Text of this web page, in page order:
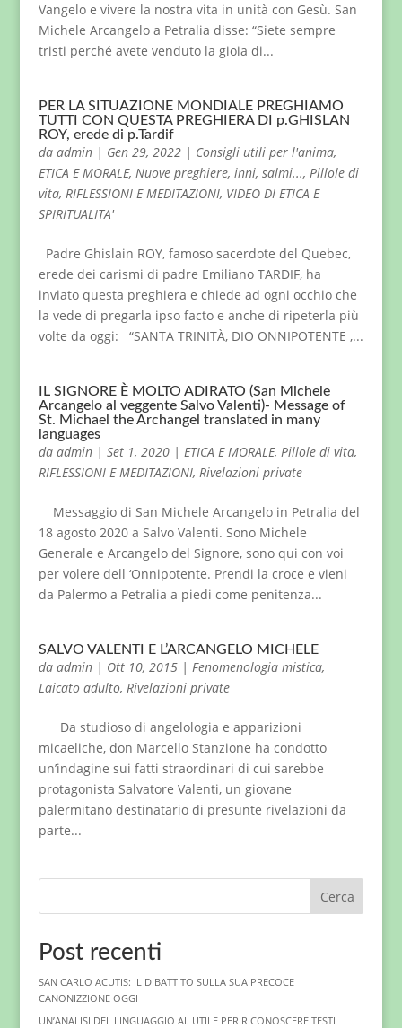
Vangelo e vivere la nostra vita in unità con Gesù. San
Michele Arcangelo a Petralia disse: “Siete sempre
tristi perché avete venduto la gioia di...
PER LA SITUAZIONE MONDIALE PREGHIAMO
TUTTI CON QUESTA PREGHIERA DI p.GHISLAN
ROY, erede di p.Tardif
da admin| Gen 29, 2022| Consigli utili per l'anima,
ETICA E MORALE, Nuove preghiere, inni, salmi..., Pillole di
vita, RIFLESSIONI E MEDITAZIONI, VIDEO DI ETICA E
SPIRITUALITA'
Padre Ghislain ROY, famoso sacerdote del Quebec,
erede dei carismi di padre Emiliano TARDIF, ha
inviato questa preghiera e chiede ad ogni occhio che
la vede di pregarla ipso facto e anche di ripeterla più
volte da oggi: “SANTA TRINITÀ, DIO ONNIPOTENTE ,...
IL SIGNORE È MOLTO ADIRATO (San Michele
Arcangelo al veggente Salvo Valenti)- Message of
St. Michael the Archangel translated in many
languages
da admin| Set 1, 2020| ETICA E MORALE, Pillole di vita,
RIFLESSIONI E MEDITAZIONI, Rivelazioni private
Messaggio di San Michele Arcangelo in Petralia del
18 agosto 2020 a Salvo Valenti. Sono Michele
Generale e Arcangelo del Signore, sono qui con voi
per volere dell ‘Onnipotente. Prendi la croce e vieni
da Palermo a Petralia a piedi come penitenza...
SALVO VALENTI E L’ARCANGELO MICHELE
da admin| Ott 10, 2015| Fenomenologia mistica,
Laicato adulto, Rivelazioni private
Da studioso di angelologia e apparizioni
micaeliche, don Marcello Stanzione ha condotto
un’indagine sui fatti straordinari di cui sarebbe
protagonista Salvatore Valenti, un giovane
palermitano destinatario di presunte rivelazioni da
parte...
Cerca
Post recenti
SAN CARLO ACUTIS: IL DIBATTITO SULLA SUA PRECOCE
CANONIZZIONE OGGI
UN’ANALISI DEL LINGUAGGIO AI. UTILE PER RICONOSCERE TESTI